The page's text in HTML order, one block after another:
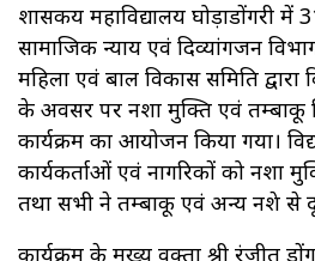
शासकीय महाविद्यालय घोड़ाडोंगरी
सामाजिक न्याय एवं दिव्यांगजन
महिला एवं बाल विकास समिति
के अवसर पर नशा मुक्ति एवं तम्बाकू
कार्यक्रम का आयोजन किया गया।
कार्यकर्ताओं एवं नागरिकों को नशा
तथा सभी ने तम्बाकू एवं अन्य नशे से
कार्यक्रम के मुख्य वक्ता श्री रंजीत